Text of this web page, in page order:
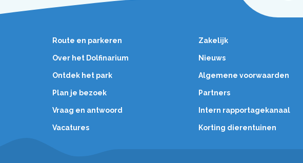
Route en parkeren
Over het Dolfinarium
Ontdek het park
Plan je bezoek
Vraag en antwoord
Vacatures
Zakelijk
Nieuws
Algemene voorwaarden
Partners
Intern rapportagekanaal
Korting dierentuinen